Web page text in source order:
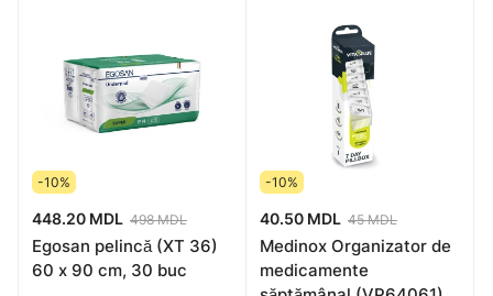
-10%
448.20 MDL 498 MDL
Egosan pelincă (XT 36)
60 x 90 cm, 30 buc
-10%
40.50 MDL 45 MDL
Medinox Organizator de
medicamente